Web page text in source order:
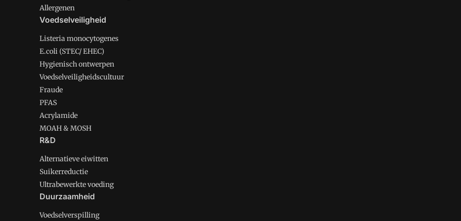
Allergenen
Voedselveiligheid
Listeria monocytogenes
E.coli (STEC/ EHEC)
Hygienisch ontwerpen
Voedselveiligheidscultuur
Fraude
PFAS
Acrylamide
MOAH & MOSH
R&D
Alternatieve eiwitten
Suikerreductie
Ultrabewerkte voeding
Duurzaamheid
Voedselverspilling